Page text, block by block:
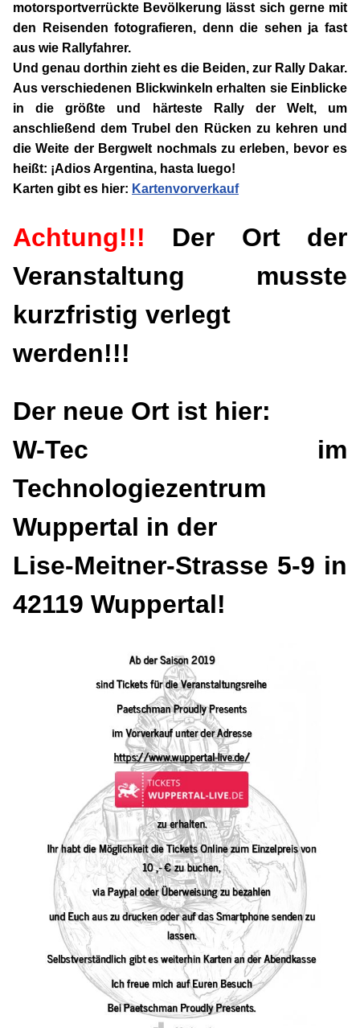
motorsportverrückte Bevölkerung lässt sich gerne mit
den Reisenden fotografieren, denn die sehen ja fast
aus wie Rallyfahrer.
Und genau dorthin zieht es die Beiden, zur Rally Dakar.
Aus verschiedenen Blickwinkeln erhalten sie Einblicke
in die größte und härteste Rally der Welt, um
anschließend dem Trubel den Rücken zu kehren und
die Weite der Bergwelt nochmals zu erleben, bevor es
heißt: ¡Adios Argentina, hasta luego!
Karten gibt es hier: Kartenvorverkauf
Achtung!!! Der Ort der
Veranstaltung musste
kurzfristig verlegt
werden!!!
Der neue Ort ist hier:
W-Tec im
Technologiezentrum
Wuppertal in der
Lise-Meitner-Strasse 5-9 in
42119 Wuppertal!